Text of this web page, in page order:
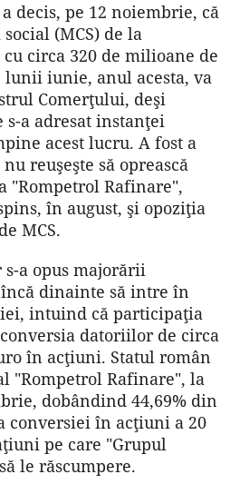
decis, pe 12 noiembrie, că
(MCS) de la
circa 320 de milioane de
iunie, anul acesta, va
Comerţului, deşi
a adresat instanţei
acest lucru. A fost a
reuşeşte să oprească
"Rompetrol Rafinare",
în august, şi opoziţia
MCS.
a opus majorării
dinainte să intre în
intuind că participaţia
datoriilor de circa
în acţiuni. Statul român
"Rompetrol Rafinare", la
dobândind 44,69% din
conversiei în acţiuni a 20
pe care "Grupul
le răscumpere.